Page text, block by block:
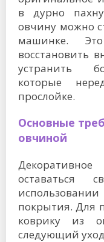
в дурно
овчину можно
машинке.
восстановить
устранить
которые
прослойке.
Основные
овчиной
покрытия. Для
коврику из
следующий